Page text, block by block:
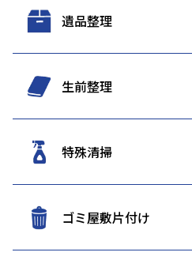
遺品整理
生前整理
特殊清掃
ゴミ屋敷片付け